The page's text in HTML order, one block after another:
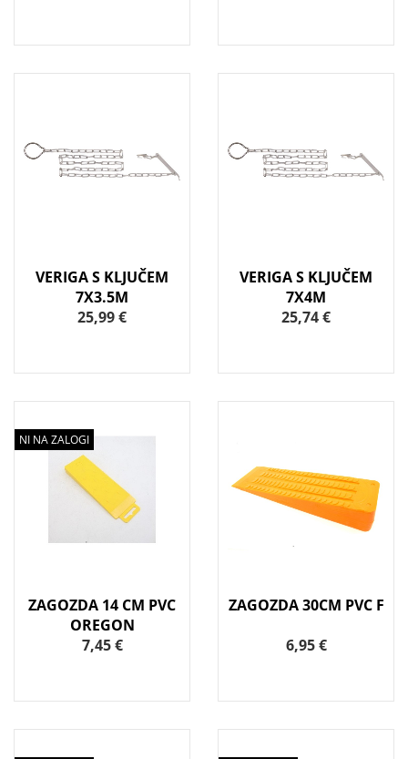
VERIGA S KLJUČEM
7X3.5M
25,99 €
VERIGA S KLJUČEM
7X4M
25,74 €
NI NA ZALOGI
ZAGOZDA 14 CM PVC
OREGON
7,45 €
ZAGOZDA 30CM PVC F
6,95 €